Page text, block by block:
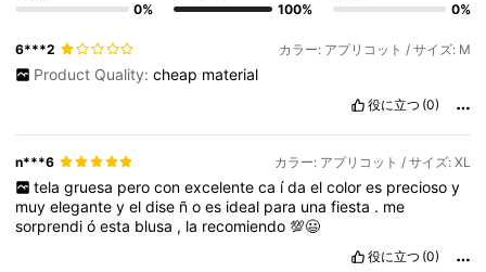
0%
100%
0%
6***2 カラー: アプリコット / サイズ: M
Product Quality: cheap material
役に立つ (0)
n***6 カラー: アプリコット / サイズ: XL
tela gruesa pero con excelente ca ída el color es precioso y
muyeleganteyeldise ñoes ideal para unafiesta . me
sorprendióesta blusa , la recomiendo💯😃
役に立つ (0)